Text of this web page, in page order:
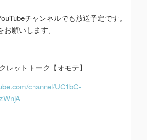
チャンネルでも放送予定です。
願いします。
レットトーク【オモテ】
channel/UC1bC-